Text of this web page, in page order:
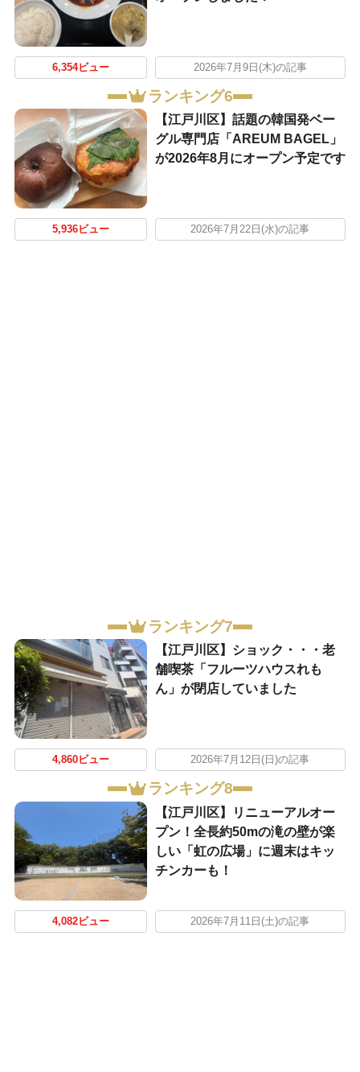
6,354ビュー 2026年7月9日(木)の記事
ランキング6
【江戸川区】話題の韓国発ベー
グル専門店「AREUM BAGEL」
が2026年8月にオープン予定です
5,936ビュー 2026年7月22日(水)の記事
ランキング7
【江戸川区】ショック・・・老
舗喫茶「フルーツハウスれも
ん」が閉店していました
4,860ビュー 2026年7月12日(日)の記事
ランキング8
【江戸川区】リニューアルオー
プン！全長約50mの滝の壁が楽
しい「虹の広場」に週末はキッ
チンカーも！
4,082ビュー 2026年7月11日(土)の記事